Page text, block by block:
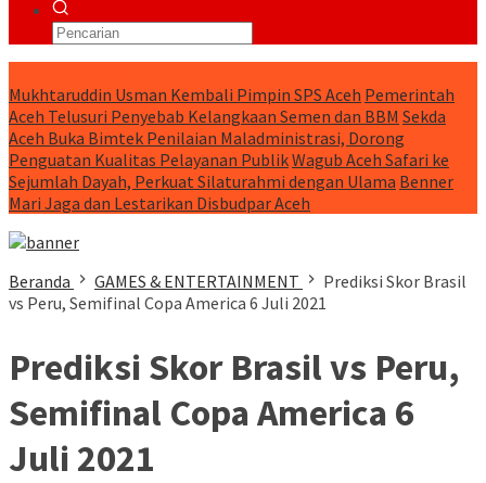
Mukhtaruddin Usman Kembali Pimpin SPS Aceh Pemerintah
Aceh Telusuri Penyebab Kelangkaan Semen dan BBM Sekda
Aceh Buka Bimtek Penilaian Maladministrasi, Dorong
Penguatan Kualitas Pelayanan PublikWagub Aceh Safari ke
Sejumlah Dayah, Perkuat Silaturahmi dengan Ulama Benner
Mari Jaga dan Lestarikan Disbudpar Aceh
Beranda GAMES & ENTERTAINMENT
Prediksi Skor Brasil
vs Peru, Semifinal Copa America 6 Juli 2021
Prediksi Skor Brasil vs Peru,
Semifinal Copa America 6
Juli 2021